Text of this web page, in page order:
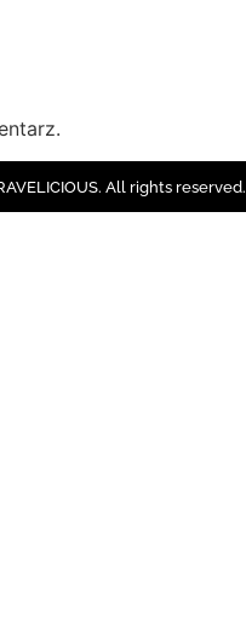
All rights reserved.